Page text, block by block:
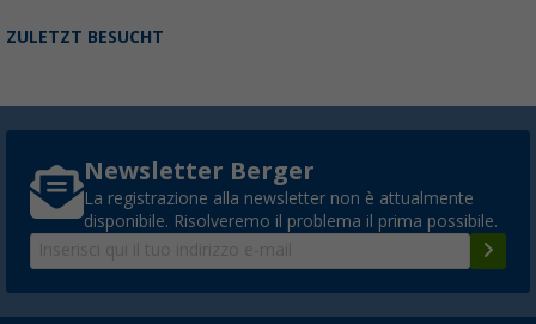
ZULETZT BESUCHT
Newsletter Berger
La registrazione alla newsletter non è attualmente
disponibile. Risolveremo il problema il prima possibile.